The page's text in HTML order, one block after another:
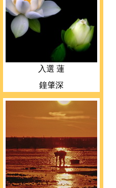
入選 蓮
鐘肇深